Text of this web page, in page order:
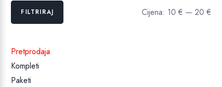
Min
MaksFILTRIRAJ Cijena: 10 € — 20 €
Pretprodaja
Kompleti
Paketi